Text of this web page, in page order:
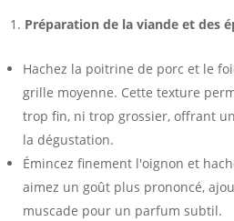
Préparation de la viande et des
Hachez la poitrine de porc et le
grille moyenne. Cette texture
trop fin, ni trop grossier, offrant
la dégustation.
Émincez finement l'oignon et
aimez un goût plus prononcé,
muscade pour un parfum subtil.